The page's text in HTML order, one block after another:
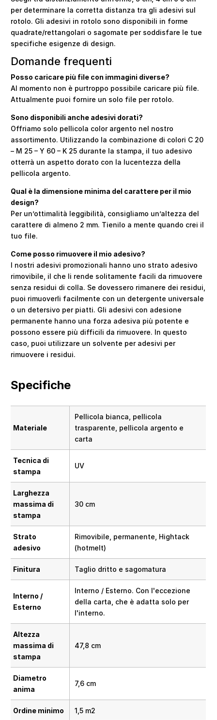
per determinare la corretta distanza tra gli adesivi sul
rotolo. Gli adesivi in rotolo sono disponibili in forme
quadrate/rettangolari o sagomate per soddisfare le tue
specifiche esigenze di design.
Domande frequenti
Posso caricare più file con immagini diverse?
Al momento non è purtroppo possibile caricare più file.
Attualmente puoi fornire un solo file per rotolo.
Sono disponibili anche adesivi dorati?
Offriamo solo pellicola color argento nel nostro
assortimento. Utilizzando la combinazione di colori C 20
– M 25 – Y 60 – K 25 durante la stampa, il tuo adesivo
otterrà un aspetto dorato con la lucentezza della
pellicola argento.
Qual è la dimensione minima del carattere per il mio
design?
Per un’ottimalità leggibilità, consigliamo un’altezza del
carattere di almeno 2 mm. Tienilo a mente quando crei il
tuo file.
Come posso rimuovere il mio adesivo?
I nostri adesivi promozionali hanno uno strato adesivo
rimovibile, il che li rende solitamente facili da rimuovere
senza residui di colla. Se dovessero rimanere dei residui,
puoi rimuoverli facilmente con un detergente universale
o un detersivo per piatti. Gli adesivi con adesione
permanente hanno una forza adesiva più potente e
possono essere più difficili da rimuovere. In questo
caso, puoi utilizzare un solvente per adesivi per
rimuovere i residui.
Specifiche
Materiale
Pellicola bianca, pellicola
trasparente, pellicola argento e
carta
Tecnica di
stampa
UV
Larghezza
massima di
stampa
30 cm
Strato
adesivo
Rimovibile, permanente, Hightack
(hotmelt)
Finitura Taglio dritto e sagomatura
Interno /
Esterno
Interno / Esterno. Con l'eccezione
della carta, che è adatta solo per
l'interno.
Altezza
massima di
stampa
47,8 cm
Diametro
anima
7,6 cm
Ordine minimo 1,5 m2